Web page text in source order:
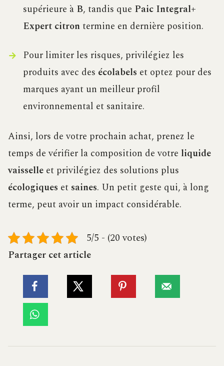
supérieure à B, tandis que Paic Integral+
Expert citrontermine en dernière position.
Pour limiter les risques, privilégiez les
produits avec des écolabels et optez pour des
marques ayant un meilleur profil
environnemental et sanitaire.
Ainsi, lors de votre prochain achat, prenez le
temps de vérifier la composition de votre liquide
vaisselle et privilégiez des solutions plus
écologiques et saines. Un petit geste qui, à long
terme, peut avoir un impact considérable.
5/5 - (20 votes)
Partager cet article